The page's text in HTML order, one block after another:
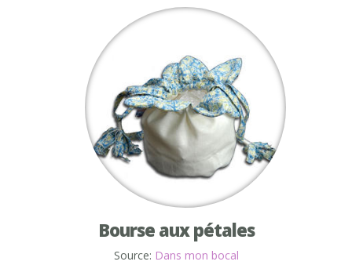
Bourse aux pétales
Source: Dans mon bocal